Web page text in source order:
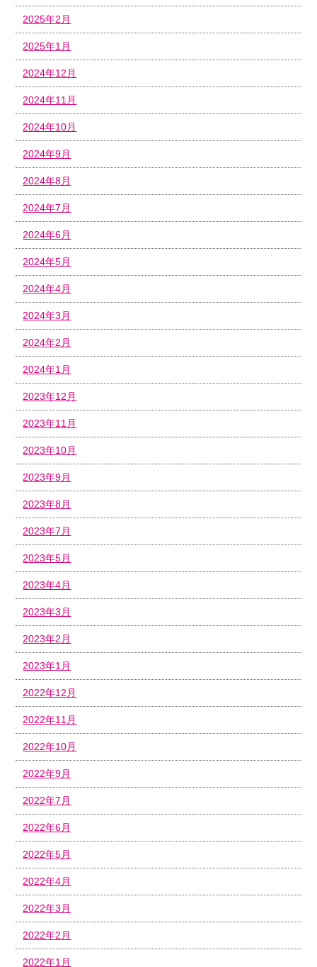
2025年2月
2025年1月
2024年12月
2024年11月
2024年10月
2024年9月
2024年8月
2024年7月
2024年6月
2024年5月
2024年4月
2024年3月
2024年2月
2024年1月
2023年12月
2023年11月
2023年10月
2023年9月
2023年8月
2023年7月
2023年5月
2023年4月
2023年3月
2023年2月
2023年1月
2022年12月
2022年11月
2022年10月
2022年9月
2022年7月
2022年6月
2022年5月
2022年4月
2022年3月
2022年2月
2022年1月